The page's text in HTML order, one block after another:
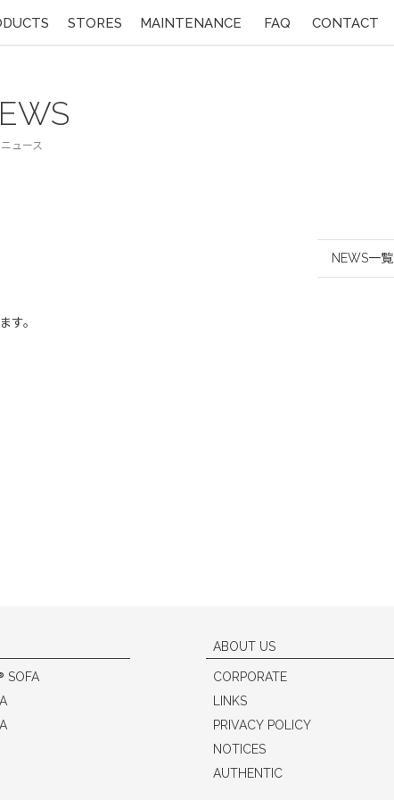
STORES MAINTENANCE FAQ CONTACT
ニュース
す。
NEWS一覧
SOFA
ABOUT US
CORPORATE
LINKS
PRIVACY POLICY
NOTICES
AUTHENTIC